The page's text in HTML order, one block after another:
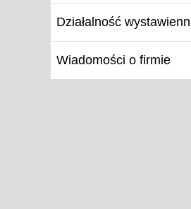
Działalność
Wiadomości o firmie